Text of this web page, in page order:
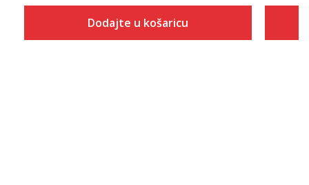
Dodajte u košaricu